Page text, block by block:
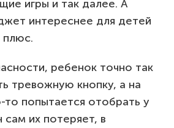
игры и так далее. А
интереснее для детей
ребенок точно так
тревожную кнопку, а на
то попытается отобрать у
сам их потеряет, в